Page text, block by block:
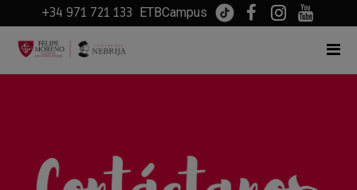
+34 971 721 133 ETBCampus